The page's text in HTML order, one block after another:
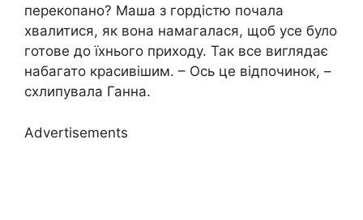
перекопано? Маша з гордістю почала
хвалитися, як вона намагалася, щоб усе було
готове до їхнього приходу. Так все виглядає
набагато красивішим. – Ось це відпочинок, –
схлипувала Ганна.
Advertisements